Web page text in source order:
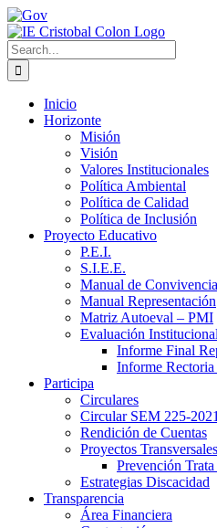
Skip
to
content
Gov Facebook
Twitter
Instagram
Search
for:
Inicio
Horizonte
Misión
Visión
Valores Institucionales
Política Ambiental
Política de Calidad
Política de Inclusión
Proyecto Educativo
P.E.I.
S.I.E.E.
Manual de Convivencia
Manual Representación
Matriz Autoeval – PMI
Evaluación Institucional
Informe Final
Informe
Participa
Circulares
Circular SEM 225-2021
Rendición de Cuentas
Proyectos Transversales
Prevención Trata
Estrategias Discacidad
Transparencia
Área Financiera